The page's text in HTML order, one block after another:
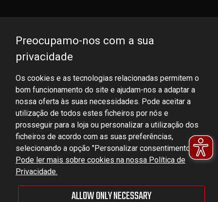
DOMINATOR GROUP Sp. z o.o.
Ludowa 59, 43-514 Kaniów, POLAND
VAT ID No.: 6521751083
dominator@dominator.pl
© Copyright 2022 | Dominator Group Sp. z o. o.
Preocupamo-nos com a sua
privacidade
Os cookies e as tecnologias relacionadas permitem o
bom funcionamento do site e ajudam-nos a adaptar a
nossa oferta às suas necessidades. Pode aceitar a
utilização de todos estes ficheiros por nós e
prosseguir para a loja ou personalizar a utilização dos
ficheiros de acordo com as suas preferências,
selecionando a opção "Personalizar consentimentos".
Pode ler mais sobre cookies na nossa Política de
Privacidade.
ALLOW ONLY NECESSARY